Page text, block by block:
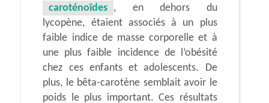
caroténoïdes , en dehors du
lycopène, étaient associés à un plus
faible indice de masse corporelle et à
une plus faible incidence de l’obésité
chez ces enfants et adolescents. De
plus, le bêta-carotène semblait avoir le
poids le plus important. Ces résultats